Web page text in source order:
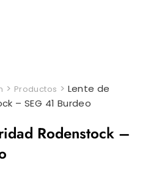
> Productos > Lente de
– SEG 41 Burdeo
Rodenstock –